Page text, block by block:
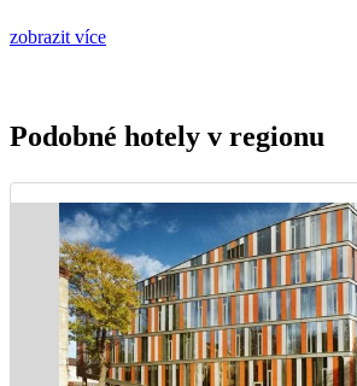
zobrazit více
Podobné hotely v regionu